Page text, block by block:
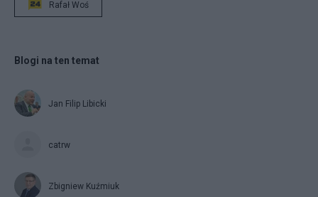
Rafał Woś
Blogi na ten temat
Jan Filip Libicki
catrw
Zbigniew Kuźmiuk